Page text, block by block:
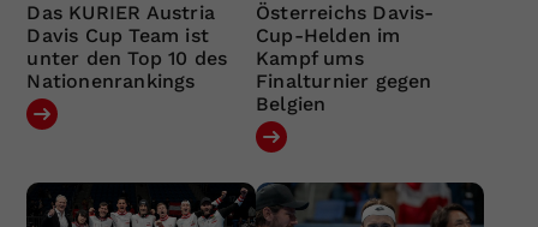
Das KURIER Austria
Davis Cup Team ist
unter den Top 10 des
Nationenrankings
Österreichs Davis-
Cup-Helden im
Kampf ums
Finalturnier gegen
Belgien